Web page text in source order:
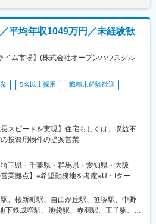
京都)、表参道駅、恵比寿駅、代々木八幡
西早稲田駅、麹町駅、東新宿駅、新宿
駅、上野駅、鶯谷駅、京急蒲田駅、宝町
橋駅、上星川駅、二子新地駅、横須賀
宮駅、谷町九丁目駅、天満橋駅、大阪難
橋駅(大阪府)、四ツ橋駅、玉造駅、日本橋
、肥後橋駅、阿波座駅、名古屋城駅、大須
)、祇園四条駅、興戸駅、撮影所前駅、蚕ノ
神戸三宮駅(阪急・神戸高速)、元町駅(兵庫
神戸新交通)、南公園駅、医療センター
目駅、西線６条駅、あおば通駅、比治山
県庁通り駅、岡山駅、弥生駅、東中央町
駅、宇都宮駅東口駅、清原地区市民セン
通駅、通町筋駅、慶徳校前駅、幡ケ谷
４丁目駅、霞ケ関駅(東京都)、七ツ屋駅、
遊園駅、溝の口駅、新丸子駅、京急鶴見
駅、荒子駅、大曽根駅、東別院駅、荒畑
駅(福岡県)、有楽町駅、築地市場駅、九品
、都電雑司ケ谷駅、飛鳥山駅、府中本町
線)、大阪阿部野橋駅、土居駅(大阪府)、天
平均年収1049万円／未経験歓
イム市場】(株式会社オープンハウスグル
5名以上採用
職種未経験歓迎
長スピードを実現】住宅もしくは、収益不
投資用物件の提案営業
埼玉県・千葉県・群馬県・愛知県・大阪
業拠点】※希望勤務地を考慮※U・Iターン
玉・千葉＞丸の内、銀座、渋谷、桜新
野、練馬、成増、池袋、赤羽、王子、北
南、金町、新小岩、西新井、西葛西、大
、桜新町駅、自由が丘駅、笹塚駅、中野
下鉄成増駅、池袋駅、赤羽駅、王子駅、北